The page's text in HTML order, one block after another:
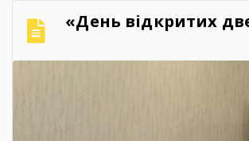
навчання та правилами прийому
Для гостей організували оглядову
кабінетами, майстернями,
«День відкритих